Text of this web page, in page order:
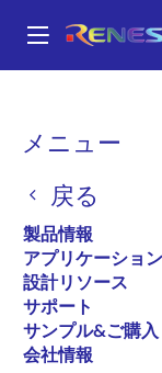
ン
メニュー
戻る
製品情報
アプリケーション
設計リソース
サポート
サンプル&ご購入
会社情報
パ
く
ず
マイ
RX671
アクティブ
高速リアル
実現する32
ラ